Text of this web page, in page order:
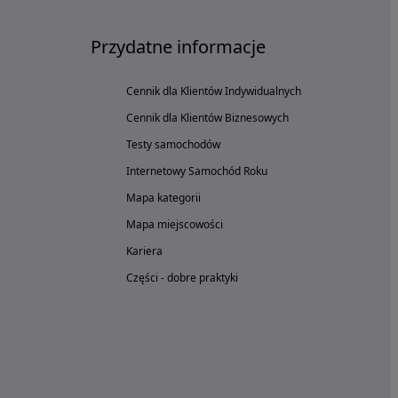
Przydatne informacje
Cennik dla Klientów Indywidualnych
Cennik dla Klientów Biznesowych
Testy samochodów
Internetowy Samochód Roku
Mapa kategorii
Mapa miejscowości
Kariera
Części - dobre praktyki